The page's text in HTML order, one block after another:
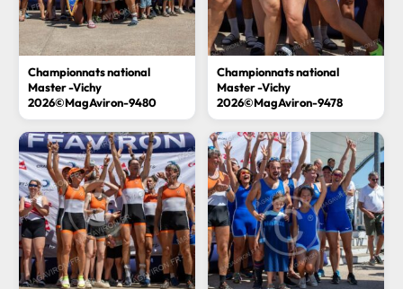
Championnats national
Master -Vichy
2026©MagAviron-9480
Championnats national
Master -Vichy
2026©MagAviron-9478